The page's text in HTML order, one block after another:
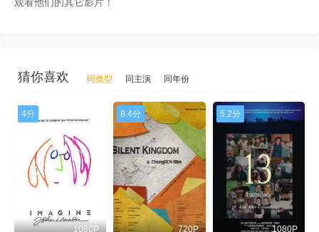
猜你喜欢 同类型 同主演 同年份
4分
1080P
8.4分
720P
5.2分
1080P